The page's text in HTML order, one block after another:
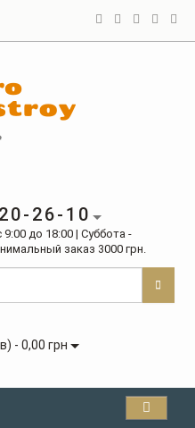
26-10
до 18:00 | Суббота -
заказ 3000 грн.
- 0,00 грн